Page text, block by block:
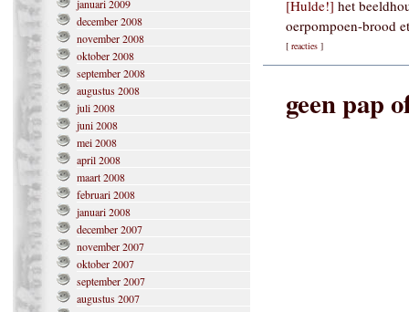
januari 2009
december 2008
november 2008
oktober 2008
september 2008
augustus 2008
juli 2008
juni 2008
mei 2008
april 2008
maart 2008
februari 2008
januari 2008
december 2007
november 2007
oktober 2007
september 2007
augustus 2007
[Hulde!] het
oerpompoen-brood
[ reacties ]
geen pap